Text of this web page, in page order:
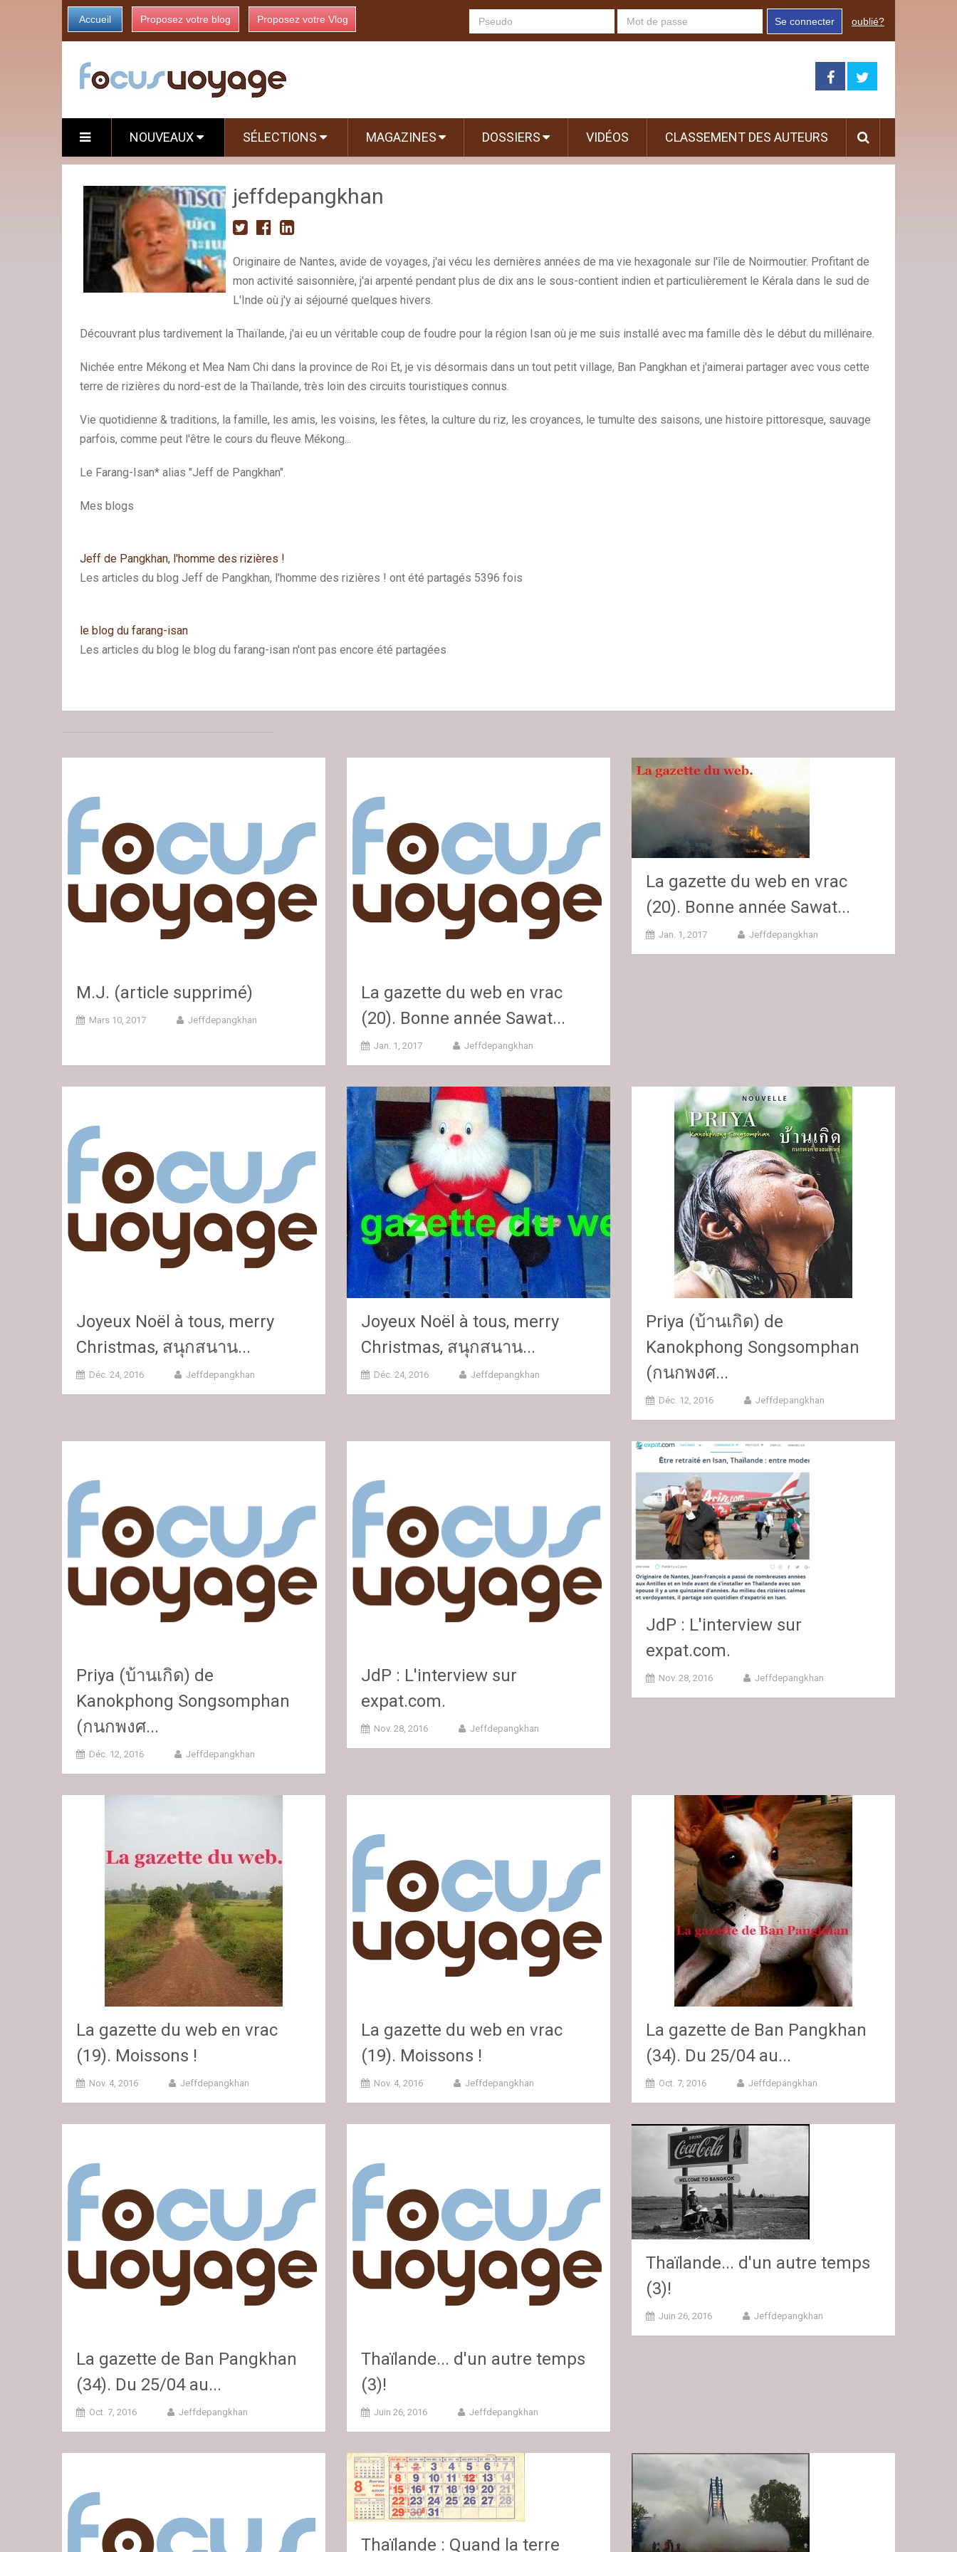
Accueil Proposez votre blog Proposez votre Vlog Se connecter oublié?
NOUVEAUX SÉLECTIONS MAGAZINES DOSSIERS VIDÉOS CLASSEMENT DES AUTEURS
jeffdepangkhan
Originaire de Nantes, avide de voyages, j'ai vécu les dernières années de ma vie hexagonale sur l'île de Noirmoutier. Profitant de
mon activité saisonnière, j'ai arpenté pendant plus de dix ans le sous-contient indien et particulièrement le Kérala dans le sud de
L'Inde où j'y ai séjourné quelques hivers.
Découvrant plus tardivement la Thaïlande, j'ai eu un véritable coup de foudre pour la région Isan où je me suis installé avec ma famille dès le début du millénaire.
Nichée entre Mékong et Mea Nam Chi dans la province de Roi Et, je vis désormais dans un tout petit village, Ban Pangkhan et j'aimerai partager avec vous cette
terre de rizières du nord-est de la Thaïlande, très loin des circuits touristiques connus.
Vie quotidienne & traditions, la famille, les amis, les voisins, les fêtes, la culture du riz, les croyances, le tumulte des saisons, une histoire pittoresque, sauvage
parfois, comme peut l'être le cours du fleuve Mékong...
Le Farang-Isan* alias "Jeff de Pangkhan".
Mes blogs
Jeff de Pangkhan, l'homme des rizières !
Les articles du blog Jeff de Pangkhan, l'homme des rizières ! ont été partagés 5396 fois
le blog du farang-isan
Les articles du blog le blog du farang-isan n'ont pas encore été partagées
M.J. (article supprimé)
Mars 10, 2017 Jeffdepangkhan
La gazette du web en vrac
(20). Bonne année Sawat...
Jan. 1, 2017 Jeffdepangkhan
La gazette du web en vrac
(20). Bonne année Sawat...
Jan. 1, 2017 Jeffdepangkhan
Joyeux Noël à tous, merry
Christmas, สนุกสนาน...
Déc. 24, 2016 Jeffdepangkhan
Joyeux Noël à tous, merry
Christmas, สนุกสนาน...
Déc. 24, 2016 Jeffdepangkhan
Priya (บ้านเกิด) de
Kanokphong Songsomphan
(กนกพงศ...
Déc. 12, 2016 Jeffdepangkhan
Priya (บ้านเกิด) de
Kanokphong Songsomphan
(กนกพงศ...
Déc. 12, 2016 Jeffdepangkhan
JdP : L'interview sur
expat.com.
Nov. 28, 2016 Jeffdepangkhan
JdP : L'interview sur
expat.com.
Nov. 28, 2016 Jeffdepangkhan
La gazette du web en vrac
(19). Moissons !
Nov. 4, 2016 Jeffdepangkhan
La gazette du web en vrac
(19). Moissons !
Nov. 4, 2016 Jeffdepangkhan
La gazette de Ban Pangkhan
(34). Du 25/04 au...
Oct. 7, 2016 Jeffdepangkhan
La gazette de Ban Pangkhan
(34). Du 25/04 au...
Oct. 7, 2016 Jeffdepangkhan
Thaïlande... d'un autre temps
(3)!
Juin 26, 2016 Jeffdepangkhan
Thaïlande... d'un autre temps
(3)!
Juin 26, 2016 Jeffdepangkhan
Thaïlande : Quand la terre